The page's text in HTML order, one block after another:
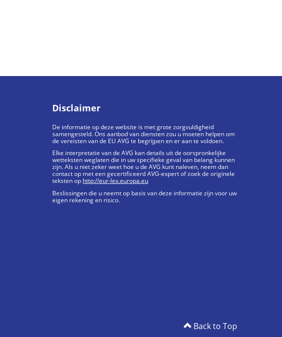
Disclaimer
De informatie op deze website is met grote zorgvuldigheid
samengesteld. Ons aanbod van diensten zou u moeten helpen om
de vereisten van de EU AVG te begrijpen en er aan te voldoen.
Elke interpretatie van de AVG kan details uit de oorspronkelijke
wetteksten weglaten die in uw specifieke geval van belang kunnen
zijn. Als u niet zeker weet hoe u de AVG kunt naleven, neem dan
contact op met een gecertificeerd AVG-expert of zoek de originele
teksten op http://eur-lex.europa.eu
Beslissingen die u neemt op basis van deze informatie zijn voor uw
eigen rekening en risico.
Back to Top